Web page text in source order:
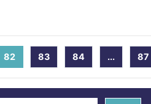
82(current)
83 84 ... 87